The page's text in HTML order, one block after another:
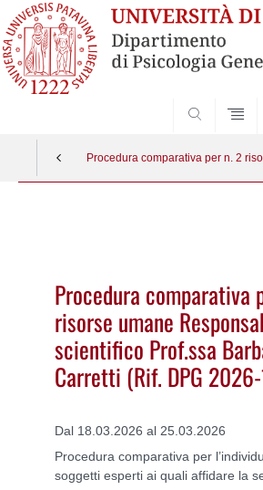
Procedura comparativa per n. 2
Procedura comparativa
risorse umane
scientifico Prof.ssa
Carretti (Rif. DPG
Dal 18.03.2026 al 25.03.2026
Procedura comparativa per
soggetti esperti ai quali affidare la